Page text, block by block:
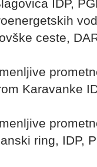
IDP,
ceste,
Karavanke
ring, IDP,